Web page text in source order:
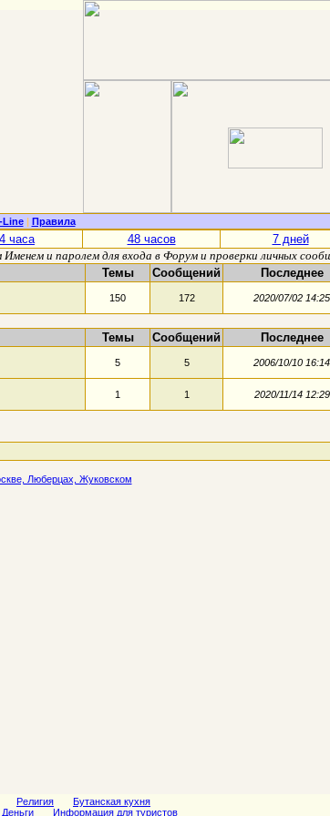
Line| Правила
часа 48 часов
7 дней
Именем и паролем для входа в Форум и проверки личных
Темы Сообщений
Последнее
150 172 2020/07/02 14:25
Темы Сообщений
Последнее
5 5 2006/10/10 16:14
1 1 2020/11/14 12:29
Люберцах, Жуковском
Религия
Бутанская кухня
Деньги Информация для туристов